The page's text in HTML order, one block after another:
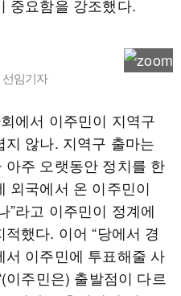
중요함을 강조했다.
임기자
에서 이주민이 지역구
않나. 지역구 출마는
주 오랫동안 정치를 한
외국에서 온 이주민이
”라고 이주민이 정계에
했다. 이어 “당에서 경
이주민에 투표해줄 사
이주민은) 출발점이 다르